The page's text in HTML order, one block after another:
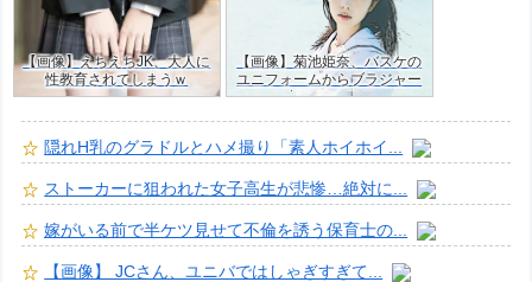
【画像】えちえちJK、大人に
性教育されてしまうｗ
【画像】菊池姫奈、バスケの
ユニフォームからブラジャー
はみ出すJKグラドルｗ
隠れH乳のグラドルとハメ撮り「素人ホイホイ...
ストーカーに狙われた女子高生が悲惨…絶対に...
嫁がいる前で半ケツ見せて不倫を誘う保育士の...
【画像】 JCさん、ユニバではしゃぎすぎて...